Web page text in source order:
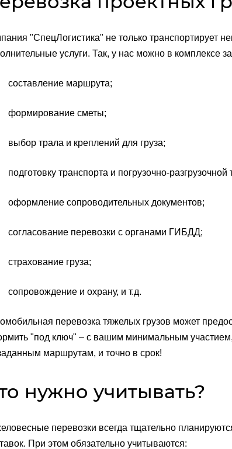
"СпецЛогистика" не только транспортирует
услуги. Так, у нас можно в комплексе
маршрута;
сметы;
трала и креплений для груза;
транспорта и погрузочно-разгрузочной
сопроводительных документов;
перевозки с органами ГИБДД;
груза;
и охрану, и т.д.
перевозка тяжелых грузов может
"под ключ" – с вашим минимальным участием,
маршрутам, и точно в срок!
нужно учитывать?
перевозки всегда тщательно
При этом обязательно учитываются: